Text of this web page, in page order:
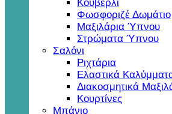
Κουβερλί
Φωσφοριζέ Δωμάτιο
Μαξιλάρια Ύπνου
Στρώματα Ύπνου
Σαλόνι
Ριχτάρια
Ελαστικά
Διακοσμητικά
Κουρτίνες
Μπάνιο